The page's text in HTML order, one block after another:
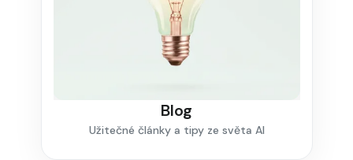
Blog
Užitečné články a tipy ze světa AI